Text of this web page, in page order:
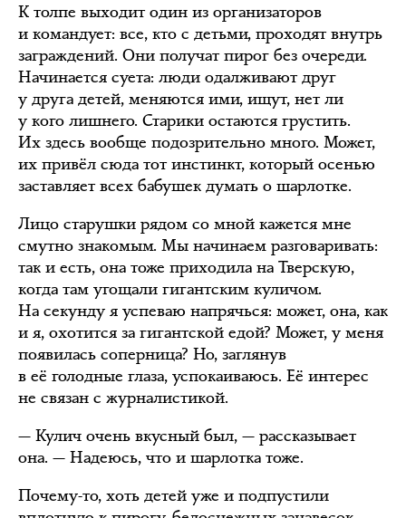
К толпе выходит один из организаторов
и командует: все, кто с детьми, проходят внутрь
заграждений. Они получат пирог без очереди.
Начинается суета: люди одалживают друг
у друга детей, меняются ими, ищут, нет ли
у кого лишнего. Старики остаются грустить.
Их здесь вообще подозрительно много. Может,
их привёл сюда тот инстинкт, который осенью
заставляет всех бабушек думать о шарлотке.
Лицо старушки рядом со мной кажется мне
смутно знакомым. Мы начинаем разговаривать:
так и есть, она тоже приходила на Тверскую,
когда там угощали гигантским куличом.
На секунду я успеваю напрячься: может, она, как
и я, охотится за гигантской едой? Может, у меня
появилась соперница? Но, заглянув
в её голодные глаза, успокаиваюсь. Её интерес
не связан с журналистикой.
— Кулич очень вкусный был, — рассказывает
она. — Надеюсь, что и шарлотка тоже.
Почему-то, хоть детей уже и подпустили